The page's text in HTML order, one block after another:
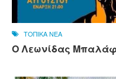
ΤΟΠΙΚΑ ΝΕΑ
Ο Λεωνίδας